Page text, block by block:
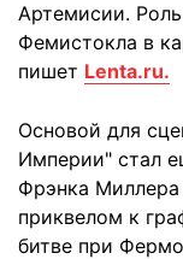
Артемисии.
Фемистокла в
пишет Lenta.ru.
Основой для
Империи" стал
Фрэнка Миллера
приквелом к
битве при